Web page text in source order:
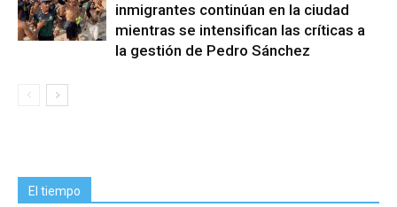
inmigrantes continúan en la ciudad
mientras se intensifican las críticas a
la gestión de Pedro Sánchez
El tiempo